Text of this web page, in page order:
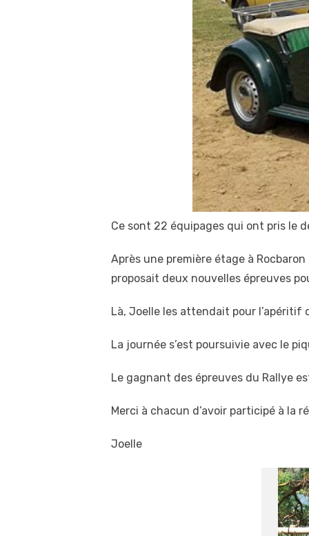
Ce sont 22 équipages qui ont pris le
Après une première étage à
proposait deux nouvelles épreuves
Là, Joelle les attendait pour l’apéritif
La journée s’est poursuivie avec le
Le gagnant des épreuves du Rallye
Merci à chacun d’avoir participé à la
Joelle